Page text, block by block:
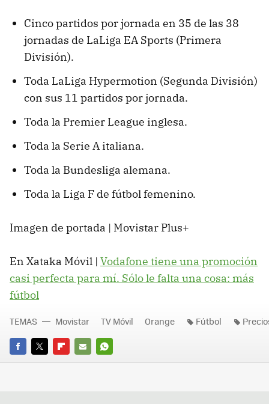
Cinco partidos por jornada en 35 de las 38
jornadas de LaLiga EA Sports (Primera
División).
Toda LaLiga Hypermotion (Segunda División)
con sus 11 partidos por jornada.
Toda la Premier League inglesa.
Toda la Serie A italiana.
Toda la Bundesliga alemana.
Toda la Liga F de fútbol femenino.
Imagen de portada | Movistar Plus+
En Xataka Móvil | Vodafone tiene una promoción
casi perfecta para mí. Sólo le falta una cosa: más
fútbol
FACEBOOK
TWITTERFLIPBOARD
E-
WHATSAPP
TEMAS Movistar TV Móvil Orange Fútbol